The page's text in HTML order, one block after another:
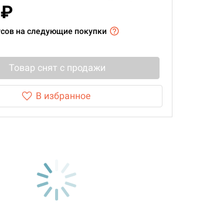
на следующие покупки
Товар снят с продажи
В избранное